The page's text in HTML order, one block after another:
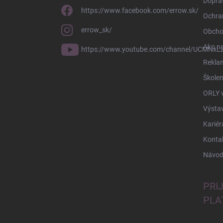
https://www.facebook.com/errow.sk/
errow_sk/
https://www.youtube.com/channel/
Ako
ORLY